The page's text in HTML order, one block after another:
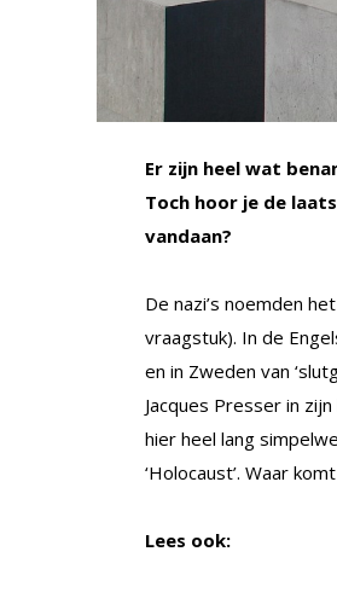
Er zijn heel wat
Toch hoor je de
vandaan?
De nazi’s noemden
vraagstuk). In de
en in Zweden van
Jacques Presser in
hier heel lang
‘Holocaust’. Waar
Lees ook: